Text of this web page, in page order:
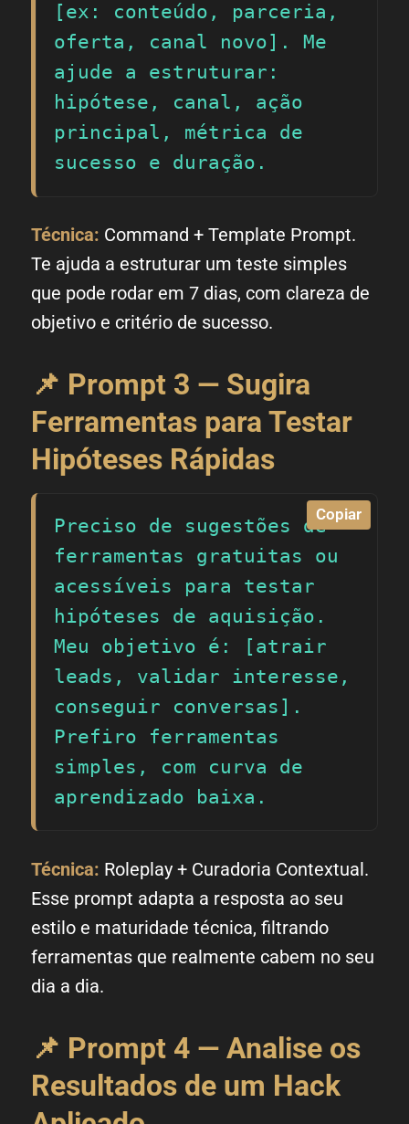
[ex: conteúdo, parceria,
oferta, canal novo]. Me
ajude a estruturar:
hipótese, canal, ação
principal, métrica de
sucesso e duração.
Técnica: Command + Template Prompt.
Te ajuda a estruturar um teste simples
que pode rodar em 7 dias, com clareza de
objetivo e critério de sucesso.
📌 Prompt 3 — Sugira
Ferramentas para Testar
Hipóteses Rápidas
Copiar
Preciso de sugestões de
ferramentas gratuitas ou
acessíveis para testar
hipóteses de aquisição.
Meu objetivo é: [atrair
leads, validar interesse,
conseguir conversas].
Prefiro ferramentas
simples, com curva de
aprendizado baixa.
Técnica: Roleplay + Curadoria Contextual.
Esse prompt adapta a resposta ao seu
estilo e maturidade técnica, filtrando
ferramentas que realmente cabem no seu
dia a dia.
📌 Prompt 4 — Analise os
Resultados de um Hack